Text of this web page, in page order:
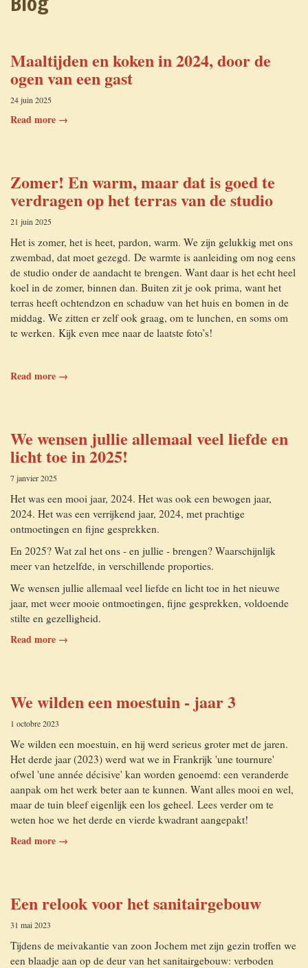
Le camping rural
Contact
Maaltijden en koken in 2024, door de
ogen van een gast
24 juin 2025
Read more →
Zomer! En warm, maar dat is goed te
verdragen op het terras van de studio
21 juin 2025
Het is zomer, het is heet, pardon, warm. We zijn gelukkig met ons
zwembad, dat moet gezegd. De warmte is aanleiding om nog eens
de studio onder de aandacht te brengen. Want daar is het echt heel
koel in de zomer, binnen dan. Buiten zit je ook prima, want het
terras heeft ochtendzon en schaduw van het huis en bomen in de
middag. We zitten er zelf ook graag, om te lunchen, en soms om
te werken. Kijk even mee naar de laatste foto’s!
Read more →
We wensen jullie allemaal veel liefde en
licht toe in 2025!
7 janvier 2025
Het was een mooi jaar, 2024. Het was ook een bewogen jaar,
2024. Het was een verrijkend jaar, 2024, met prachtige
ontmoetingen en fijne gesprekken.
En 2025? Wat zal het ons - en jullie - brengen? Waarschijnlijk
meer van hetzelfde, in verschillende proporties.
We wensen jullie allemaal veel liefde en licht toe in het nieuwe
jaar, met weer mooie ontmoetingen, fijne gesprekken, voldoende
stilte en gezelligheid.
Read more →
We wilden een moestuin - jaar 3
1 octobre 2023
We wilden een moestuin, en hij werd serieus groter met de jaren.
Het derde jaar (2023) werd wat we in Frankrijk 'une tournure'
ofwel 'une année décisive' kan worden genoemd: een veranderde
aanpak om het werk beter aan te kunnen. Want alles mooi en wel,
maar de tuin bleef eigenlijk een los geheel. Lees verder om te
weten hoe we het derde en vierde kwadrant aangepakt!
Read more →
Een relook voor het sanitairgebouw
31 mai 2023
Tijdens de meivakantie van zoon Jochem met zijn gezin troffen we
een blaadje aan op de deur van het sanitairgebouw: verboden